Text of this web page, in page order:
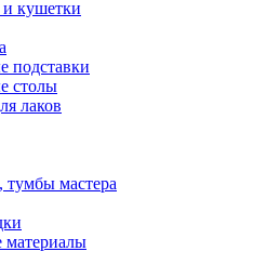
кушетки
подставки
столы
лаков
мастера
материалы